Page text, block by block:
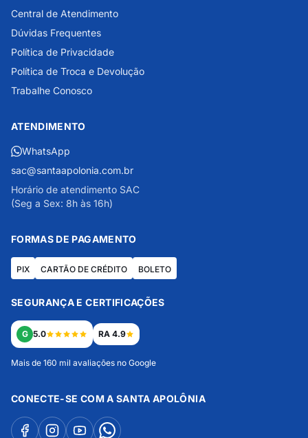
Central de Atendimento
Dúvidas Frequentes
Política de Privacidade
Política de Troca e Devolução
Trabalhe Conosco
ATENDIMENTO
WhatsApp
sac@santaapolonia.com.br
Horário de atendimento SAC
(Seg a Sex: 8h às 16h)
FORMAS DE PAGAMENTO
PIX CARTÃO DE CRÉDITO BOLETO
SEGURANÇA E CERTIFICAÇÕES
G 5.0 RA 4.9
Mais de 160 mil avaliações no Google
CONECTE-SE COM A SANTA APOLÔNIA